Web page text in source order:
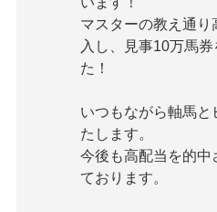
マスターの教え通
入し、見事10万馬
た！
いつもながら軸馬
たします。
今後も高配当を的中
ております。